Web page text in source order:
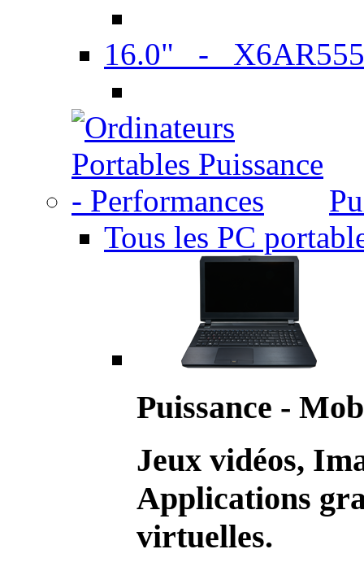
16.0" -
Tous les PC
Puissance -
Jeux vidéos,
Applications
virtuelles.